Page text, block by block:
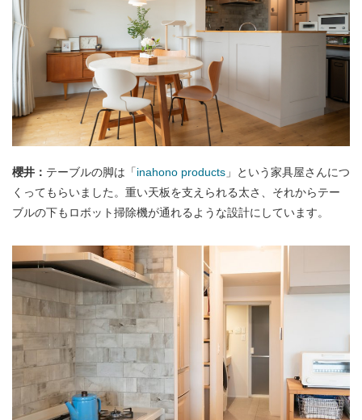
櫻井： テーブルの脚は「inahono products 」という家具屋さんにつ
くってもらいました。重い天板を支えられる太さ、それからテー
ブルの下もロボット掃除機が通れるような設計にしています。